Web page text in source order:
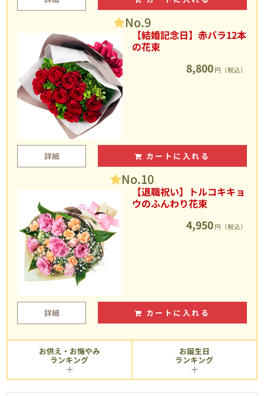
No.9
【結婚記念日】赤バラ12本
の花束
8,800 円（税込）
詳細 カートに入れる
No.10
【退職祝い】トルコキキョ
ウのふんわり花束
4,950 円（税込）
詳細 カートに入れる
お供え・お悔やみ
ランキング
お誕生日
ランキング